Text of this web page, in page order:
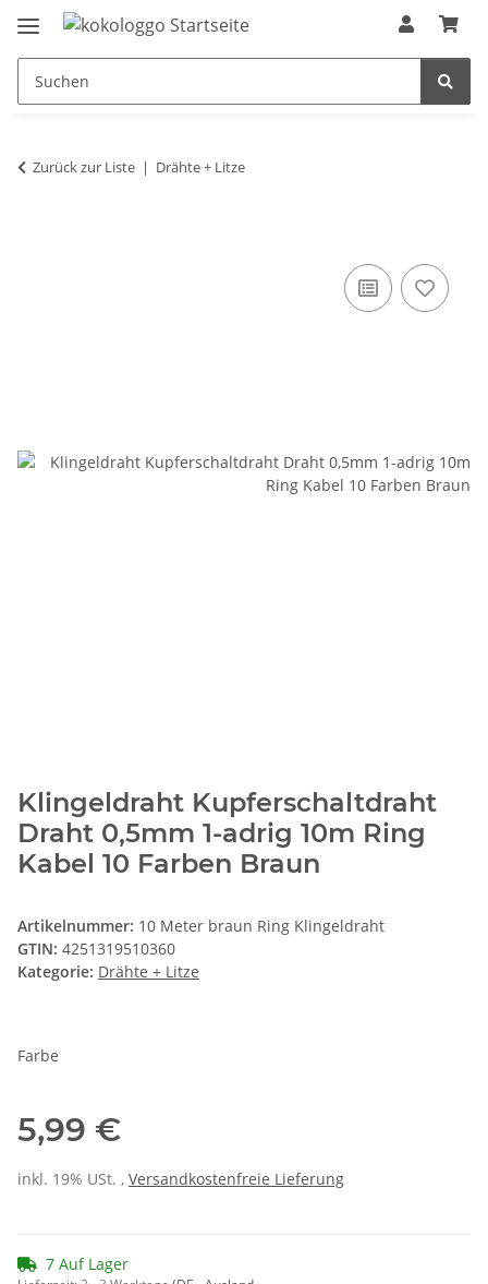
Zurück zur Liste Drähte + Litze
Klingeldraht Kupferschaltdraht
Draht 0,5mm 1-adrig 10m Ring
Kabel 10 Farben Braun
Artikelnummer: 10 Meter braun Ring Klingeldraht
GTIN: 4251319510360
Kategorie: Drähte + Litze
Farbe
5,99 €
inkl. 19% USt. , Versandkostenfreie Lieferung
7 Auf Lager